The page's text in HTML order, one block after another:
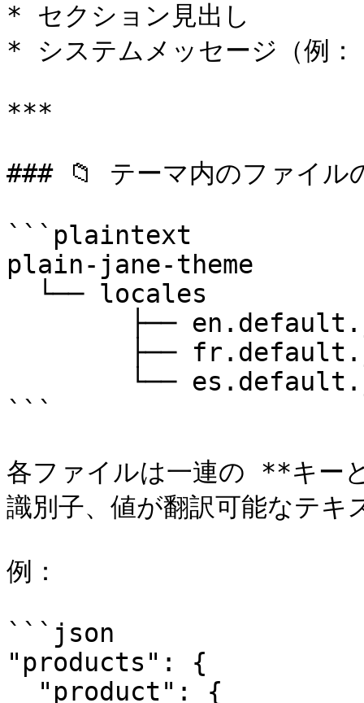
* セクション見出し
* システムメッセージ（例：
***
### 📁 テーマ内のファイル
```plaintext
plain-jane-theme
```
各ファイルは一連の **キー
識別子、値が翻訳可能なテキ
例：
```json
"products": {